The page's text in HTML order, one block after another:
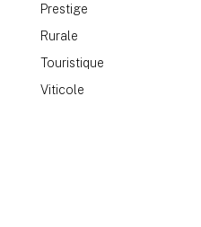
Prestige
Rurale
Touristique
Viticole